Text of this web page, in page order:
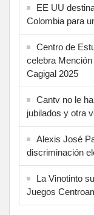
EE UU
Colombia para
Centro de
celebra
Cagigal 2025
Cantv no le
jubilados y otra
Alexis José
discriminación
La Vinotinto
Juegos